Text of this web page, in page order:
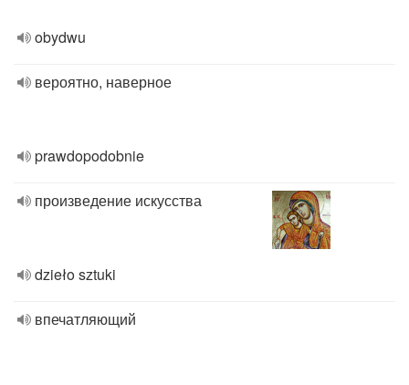
obydwu
вероятно, наверное
prawdopodobnie
произведение искусства
dzieło sztuki
впечатляющий